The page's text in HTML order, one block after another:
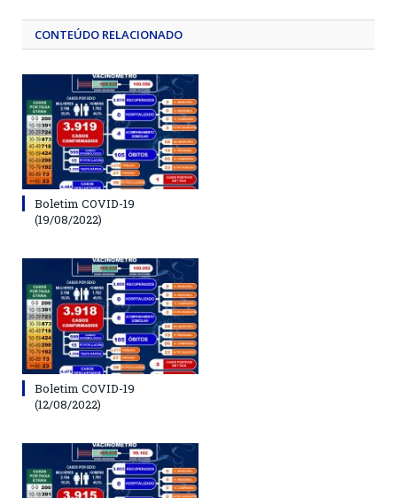
CONTEÚDO RELACIONADO
Boletim COVID-19
(19/08/2022)
Boletim COVID-19
(12/08/2022)